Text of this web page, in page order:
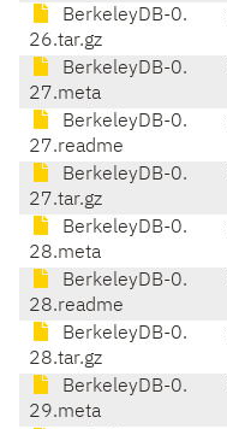
BerkeleyDB-0.
26.tar.gz
BerkeleyDB-0.
27.meta
BerkeleyDB-0.
27.readme
BerkeleyDB-0.
27.tar.gz
BerkeleyDB-0.
28.meta
BerkeleyDB-0.
28.readme
BerkeleyDB-0.
28.tar.gz
BerkeleyDB-0.
29.meta